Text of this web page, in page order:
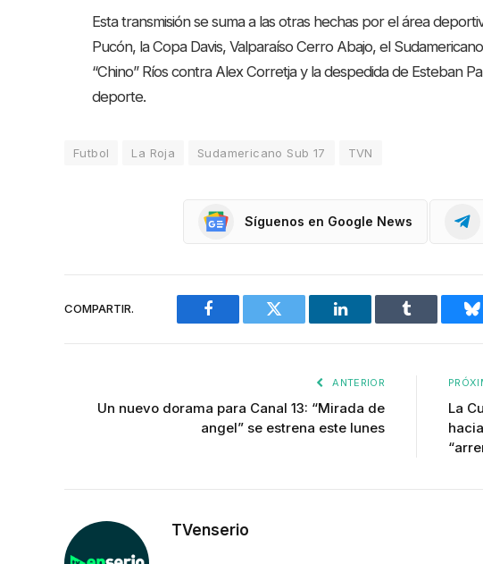
Esta transmisión se suma a las otras hechas por el área
Pucón, la Copa Davis, Valparaíso Cerro Abajo, el
“Chino” Ríos contra Alex Corretja y la despedida de Esteban
deporte.
Futbol La Roja Sudamericano Sub 17 TVN
Síguenos en Google News
COMPARTIR.
Facebook Twitter LinkedIn Tumblr
ANTERIOR
Un nuevo dorama para Canal 13: “Mirada de
angel” se estrena este lunes
La
TVenserio